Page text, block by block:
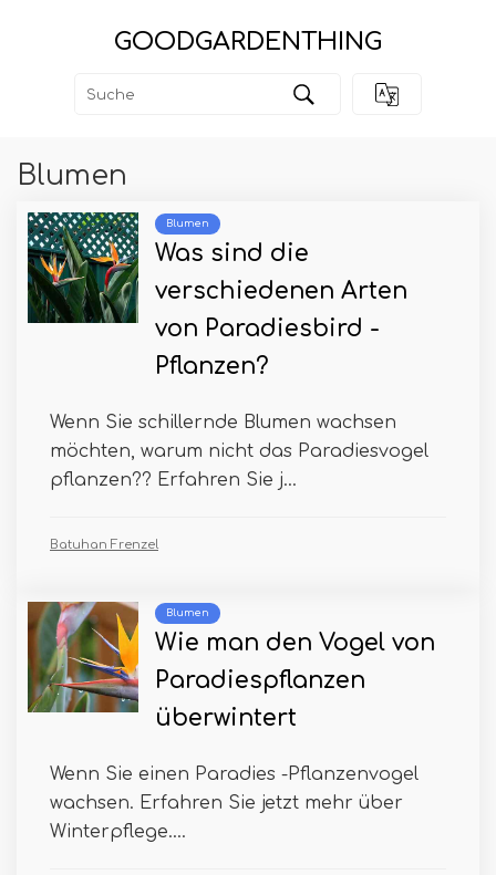
GOODGARDENTHING
Blumen
Blumen
Was sind die
verschiedenen Arten
von Paradiesbird -
Pflanzen?
Wenn Sie schillernde Blumen wachsen
möchten, warum nicht das Paradiesvogel
pflanzen?? Erfahren Sie j...
Batuhan Frenzel
Blumen
Wie man den Vogel von
Paradiespflanzen
überwintert
Wenn Sie einen Paradies -Pflanzenvogel
wachsen. Erfahren Sie jetzt mehr über
Winterpflege....